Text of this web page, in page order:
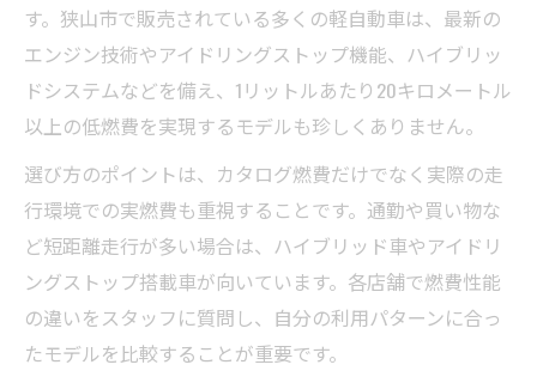
す。狭山市で販売されている多くの軽自動車は、最新の
エンジン技術やアイドリングストップ機能、ハイブリッ
ドシステムなどを備え、1リットルあたり20キロメートル
以上の低燃費を実現するモデルも珍しくありません。
選び方のポイントは、カタログ燃費だけでなく実際の走
行環境での実燃費も重視することです。通勤や買い物な
ど短距離走行が多い場合は、ハイブリッド車やアイドリ
ングストップ搭載車が向いています。各店舗で燃費性能
の違いをスタッフに質問し、自分の利用パターンに合っ
たモデルを比較することが重要です。